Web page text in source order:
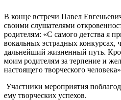
В конце встречи Павел
своими слушателями
родителям: «С самого детства я
вокальных эстрадных конкурсах,
дальнейший жизненный путь.
моим родителям за терпение и
настоящего творческого
Участники мероприятия
ему творческих успехов.